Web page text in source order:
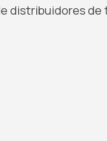
distribuidores